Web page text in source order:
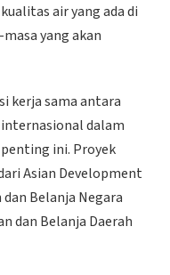
air yang ada di
yang akan
kerja sama antara
dalam
ini. Proyek
Asian Development
Belanja Negara
dan Belanja Daerah